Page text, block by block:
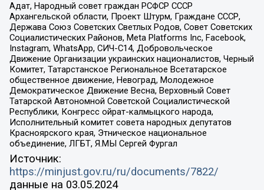
Адат, Народный совет граждан РСФСР СССР
Архангельской области, Проект Штурм, Граждане СССР,
Держава Союз Советских Светлых Родов, Совет Советских
Социалистических Районов, Meta Platforms Inc, Facebook,
Instagram, WhatsApp, СИЧ-С14, Добровольческое
Движение Организации украинских националистов, Черный
Комитет, Татарстанское Региональное Всетатарское
общественное движение, Невоград, Молодежное
Демократическое Движение Весна, Верховный Совет
Татарской Автономной Советской Социалистической
Республики, Конгресс ойрат-калмыцкого народа,
Исполнительный комитет совета народных депутатов
Красноярского края, Этническое национальное
объединение, ЛГБТ, Я.МЫ Сергей Фургал
Источник:
https://minjust.gov.ru/ru/documents/7822/
данные на 03.05.2024